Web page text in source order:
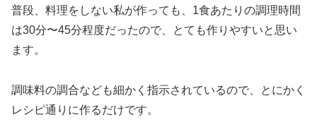
普段、料理をしない私が作っても、1食あたりの調理時間
は30分〜45分程度だったので、とても作りやすいと思い
ます。
調味料の調合なども細かく指示されているので、とにかく
レシピ通りに作るだけです。